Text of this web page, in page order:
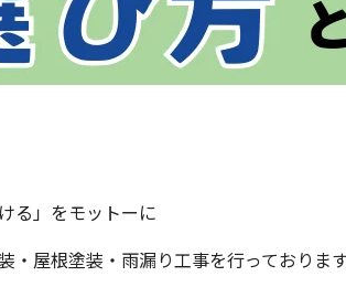
る」をモットーに
屋根塗装・雨漏り工事を行っております